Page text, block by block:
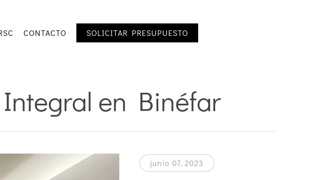
CONTACTO SOLICITAR PRESUPUESTO
en Binéfar
junio 07, 2023